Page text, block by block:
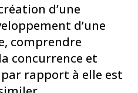
d’une
d’une
comprendre
concurrence et
rapport à elle est